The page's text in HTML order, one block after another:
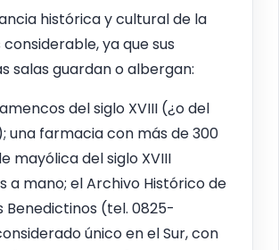
histórica y cultural de la
ya que sus
salas guardan o albergan:
del siglo XVIII (¿o del
una farmacia con más de 300
mayólica del siglo XVIII
a mano; el Archivo Histórico de
Benedictinos (tel. 0825-
único en el Sur, con